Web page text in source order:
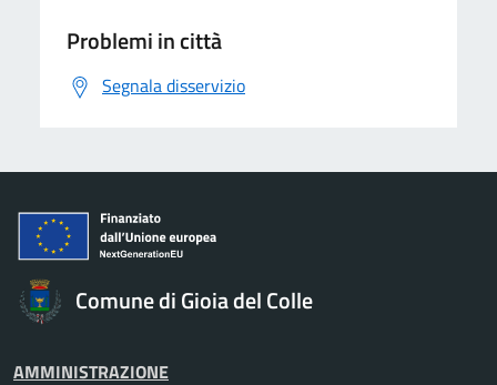
Problemi in città
Segnala disservizio
Comune di Gioia del Colle
AMMINISTRAZIONE